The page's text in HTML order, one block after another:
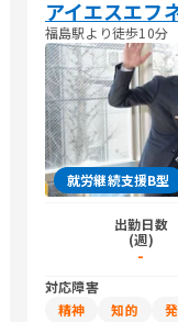
アイエスエフ
福島駅より徒歩10分
就労継続支援B型
出勤日数
(週)
-
対応障害
精神
知的